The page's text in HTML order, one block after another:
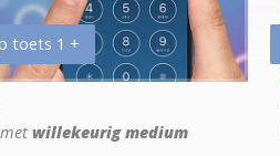
toets 1 +
willekeurig medium